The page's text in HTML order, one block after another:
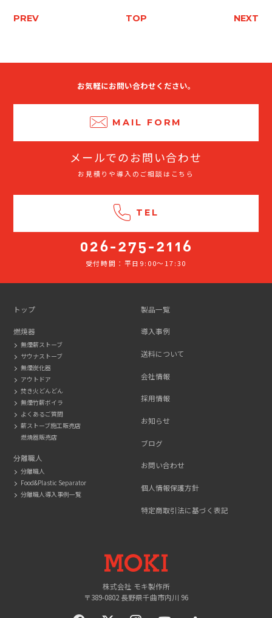
PREV TOP NEXT
お気軽にお問い合わせください。
MAIL FORM
メールでのお問い合わせ
お見積りや導入のご相談はこちら
TEL
受付時間：平日9:00～17:30
トップ
燃焼器
無煙薪ストーブ
サウナストーブ
無煙炭化器
アウトドア
焚き火どんどん
無煙竹薪ボイラ
よくあるご質問
薪ストーブ施工販売店
燃焼器販売店
分離職人
分離職人
Food&Plastic Separator
分離職人導入事例一覧
製品一覧
導入事例
送料について
会社情報
採用情報
お知らせ
ブログ
お問い合わせ
個人情報保護方針
特定商取引法に基づく表記
MOKI
株式会社 モキ製作所
〒389-0802 長野県千曲市内川 96